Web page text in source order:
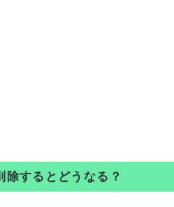
除するとどうなる？